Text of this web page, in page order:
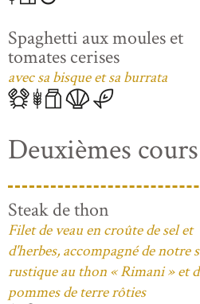
Spaghetti aux moules et
tomates cerises
avec sa bisque et sa burrata
Deuxièmes cours
Steak de thon
Filet de veau en croûte de sel et
d'herbes, accompagné de notre
rustique au thon « Rimani » et
pommes de terre rôties